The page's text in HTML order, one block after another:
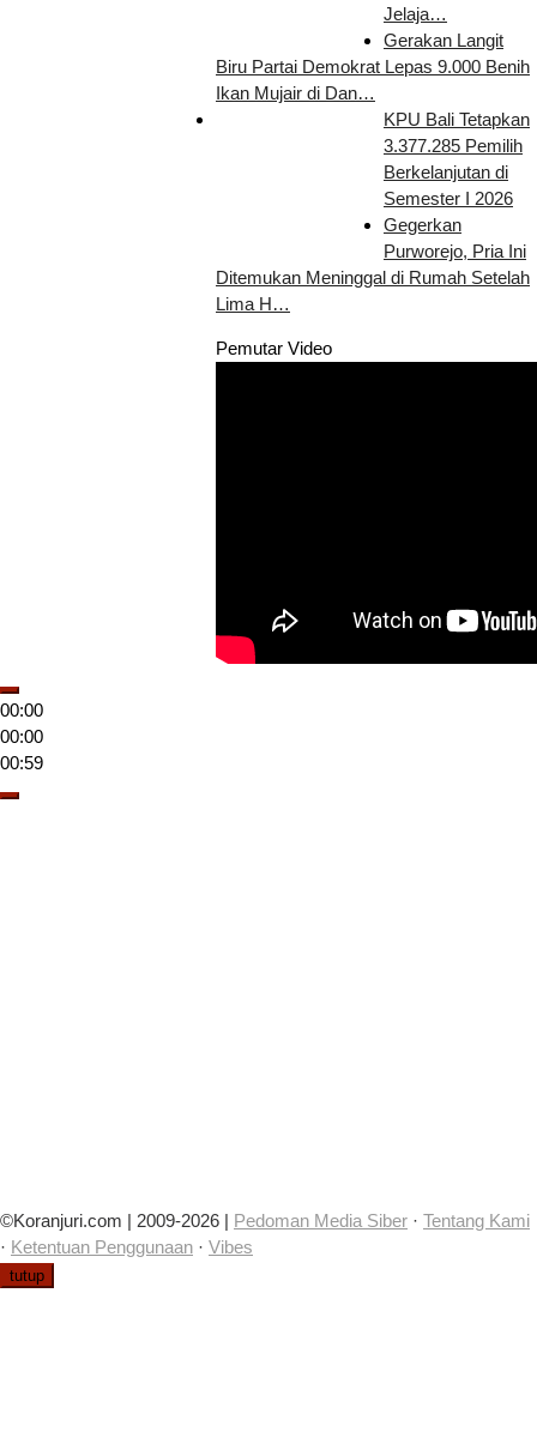
Jelaja…
Gerakan Langit
Biru Partai Demokrat Lepas 9.000 Benih
Ikan Mujair di Dan…
KPU Bali Tetapkan
3.377.285 Pemilih
Berkelanjutan di
Semester I 2026
Gegerkan
Purworejo, Pria Ini
Ditemukan Meninggal di Rumah Setelah
Lima H…
Pemutar Video
00:00
00:00
00:59
©Koranjuri.com | 2009-2026 | Pedoman Media Siber · Tentang Kami
· Ketentuan Penggunaan · Vibes
tutup